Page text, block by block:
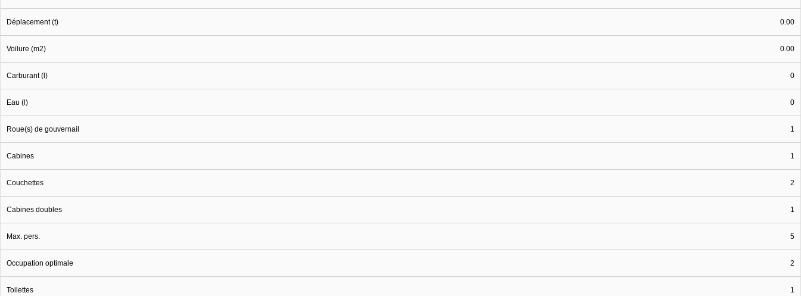
Déplacement (t) 0.00
Voilure (m2) 0.00
Carburant (l) 0
Eau (l) 0
Roue(s) de gouvernail 1
Cabines 1
Couchettes 2
Cabines doubles 1
Max. pers. 5
Occupation optimale 2
Toilettes 1